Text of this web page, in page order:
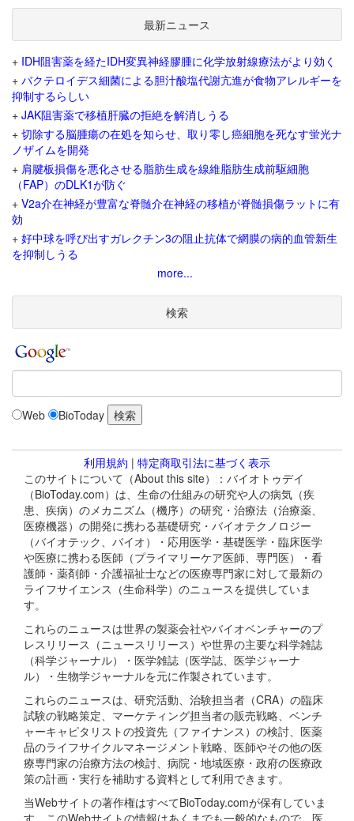
最新ニュース
+ IDH阻害薬を経たIDH変異神経膠腫に化学放射線療法がより効く
+ バクテロイデス細菌による胆汁酸塩代謝亢進が食物アレルギーを
抑制するらしい
+ JAK阻害薬で移植肝臓の拒絶を解消しうる
+ 切除する脳腫瘍の在処を知らせ、取り零し癌細胞を死なす蛍光ナ
ノザイムを開発
+ 肩腱板損傷を悪化させる脂肪生成を線維脂肪生成前駆細胞
（FAP）のDLK1が防ぐ
+ V2a介在神経が豊富な脊髄介在神経の移植が脊髄損傷ラットに有
効
+ 好中球を呼び出すガレクチン3の阻止抗体で網膜の病的血管新生
を抑制しうる
more...
検索
Web BioToday
利用規約 | 特定商取引法に基づく表示
このサイトについて（About this site）：バイオトゥデイ
（BioToday.com）は、生命の仕組みの研究や人の病気（疾
患、疾病）のメカニズム（機序）の研究・治療法（治療薬、
医療機器）の開発に携わる基礎研究・バイオテクノロジー
（バイオテック、バイオ）・応用医学・基礎医学・臨床医学
や医療に携わる医師（プライマリーケア医師、専門医）・看
護師・薬剤師・介護福祉士などの医療専門家に対して最新の
ライフサイエンス（生命科学）のニュースを提供していま
す。
これらのニュースは世界の製薬会社やバイオベンチャーのプ
レスリリース（ニュースリリース）や世界の主要な科学雑誌
（科学ジャーナル）・医学雑誌（医学誌、医学ジャーナ
ル）・生物学ジャーナルを元に作製されています。
これらのニュースは、研究活動、治験担当者（CRA）の臨床
試験の戦略策定、マーケティング担当者の販売戦略、ベンチ
ャーキャピタリストの投資先（ファイナンス）の検討、医薬
品のライフサイクルマネージメント戦略、医師やその他の医
療専門家の治療方法の検討、病院・地域医療・政府の医療政
策の計画・実行を補助する資料として利用できます。
当Webサイトの著作権はすべてBioToday.comが保有していま